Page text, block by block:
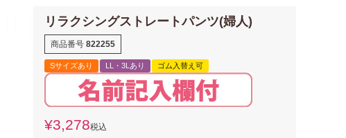
リラクシングストレートパンツ(婦人)
商品番号 822255
Sサイズあり LL・3Lあり ゴム入替え可
¥3,278税込